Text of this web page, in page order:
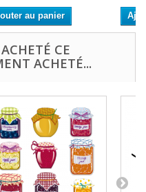
au panier
CE
ACHETÉ...